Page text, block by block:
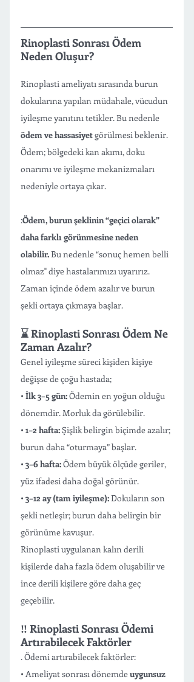
Rinoplasti Sonrası Ödem
Neden Oluşur?
Rinoplasti ameliyatı sırasında burun
dokularına yapılan müdahale, vücudun
iyileşme yanıtını tetikler. Bu nedenle
ödem ve hassasiyet görülmesi beklenir.
Ödem; bölgedeki kan akımı, doku
onarımı ve iyileşme mekanizmaları
nedeniyle ortaya çıkar.
:Ödem, burun şeklinin “geçici olarak”
daha farklı görünmesine neden
olabilir. Bu nedenle “sonuç hemen belli
olmaz" diye hastalarımızı uyarırız.
Zaman içinde ödem azalır ve burun
şekli ortaya çıkmaya başlar.
⌛️ Rinoplasti Sonrası Ödem Ne
Zaman Azalır?
Genel iyileşme süreci kişiden kişiye
değişse de çoğu hastada;
• İlk 3–5 gün: Ödemin en yoğun olduğu
dönemdir. Morluk da görülebilir.
• 1–2 hafta: Şişlik belirgin biçimde azalır;
burun daha “oturmaya” başlar.
• 3–6 hafta: Ödem büyük ölçüde geriler,
yüz ifadesi daha doğal görünür.
• 3–12 ay (tam iyileşme): Dokuların son
şekli netleşir; burun daha belirgin bir
görünüme kavuşur.
Rinoplasti uygulanan kalın derili
kişilerde daha fazla ödem oluşabilir ve
ince derili kişilere göre daha geç
geçebilir.
‼️ Rinoplasti Sonrası Ödemi
Artırabilecek Faktörler
. Ödemi artırabilecek faktörler:
• Ameliyat sonrası dönemde uygunsuz